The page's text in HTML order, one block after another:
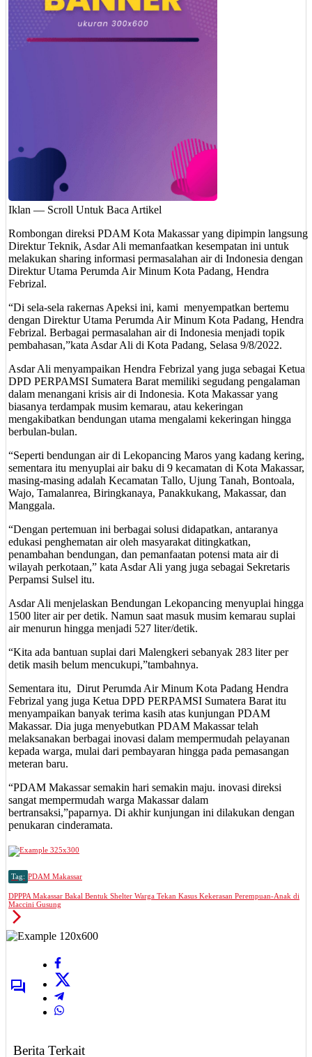
Iklan — Scroll Untuk Baca Artikel
Rombongan direksi PDAM Kota Makassar yang dipimpin langsung
Direktur Teknik, Asdar Ali memanfaatkan kesempatan ini untuk
melakukan sharing informasi permasalahan air di Indonesia dengan
Direktur Utama Perumda Air Minum Kota Padang, Hendra
Febrizal.
“Di sela-sela rakernas Apeksi ini, kami menyempatkan bertemu
dengan Direktur Utama Perumda Air Minum Kota Padang, Hendra
Febrizal. Berbagai permasalahan air di Indonesia menjadi topik
pembahasan,”kata Asdar Ali di Kota Padang, Selasa 9/8/2022.
Asdar Ali menyampaikan Hendra Febrizal yang juga sebagai Ketua
DPD PERPAMSI Sumatera Barat memiliki segudang pengalaman
dalam menangani krisis air di Indonesia. Kota Makassar yang
biasanya terdampak musim kemarau, atau kekeringan
mengakibatkan bendungan utama mengalami kekeringan hingga
berbulan-bulan.
“Seperti bendungan air di Lekopancing Maros yang kadang kering,
sementara itu menyuplai air baku di 9 kecamatan di Kota Makassar,
masing-masing adalah Kecamatan Tallo, Ujung Tanah, Bontoala,
Wajo, Tamalanrea, Biringkanaya, Panakkukang, Makassar, dan
Manggala.
“Dengan pertemuan ini berbagai solusi didapatkan, antaranya
edukasi penghematan air oleh masyarakat ditingkatkan,
penambahan bendungan, dan pemanfaatan potensi mata air di
wilayah perkotaan,” kata Asdar Ali yang juga sebagai Sekretaris
Perpamsi Sulsel itu.
Asdar Ali menjelaskan Bendungan Lekopancing menyuplai hingga
1500 liter air per detik. Namun saat masuk musim kemarau suplai
air menurun hingga menjadi 527 liter/detik.
“Kita ada bantuan suplai dari Malengkeri sebanyak 283 liter per
detik masih belum mencukupi,”tambahnya.
Sementara itu, Dirut Perumda Air Minum Kota Padang Hendra
Febrizal yang juga Ketua DPD PERPAMSI Sumatera Barat itu
menyampaikan banyak terima kasih atas kunjungan PDAM
Makassar. Dia juga menyebutkan PDAM Makassar telah
melaksanakan berbagai inovasi dalam mempermudah pelayanan
kepada warga, mulai dari pembayaran hingga pada pemasangan
meteran baru.
“PDAM Makassar semakin hari semakin maju. inovasi direksi
sangat mempermudah warga Makassar dalam
bertransaksi,”paparnya. Di akhir kunjungan ini dilakukan dengan
penukaran cinderamata.
Tag: PDAM Makassar
DPPPA Makassar Bakal Bentuk Shelter Warga Tekan Kasus Kekerasan Perempuan-Anak di
Maccini Gusung
Berita Terkait